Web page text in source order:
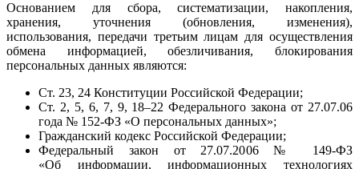
Основанием для сбора, систематизации, накопления,
хранения, уточнения (обновления, изменения),
использования, передачи третьим лицам для осуществления
обмена информацией, обезличивания, блокирования
персональных данных являются:
Ст. 23, 24 Конституции Российской Федерации;
Ст. 2, 5, 6, 7, 9, 18–22 Федерального закона от 27.07.06
года № 152-ФЗ «О персональных данных»;
Гражданский кодекс Российской Федерации;
Федеральный закон от 27.07.2006 № 149-ФЗ
«Об информации, информационных технологиях